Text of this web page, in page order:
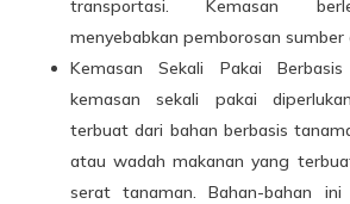
transportasi. Kemasan
menyebabkan pemborosan sumber
Kemasan Sekali Pakai
kemasan sekali pakai
terbuat dari bahan berbasis
atau wadah makanan yang
serat tanaman. Bahan-bahan